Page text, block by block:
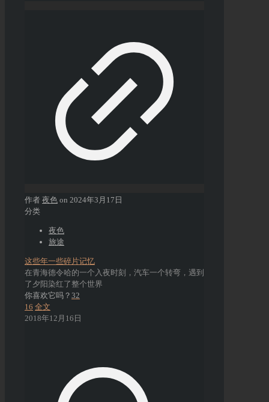
作者 夜色 on 2024年3月17日
分类
夜色
旅途
这些年一些碎片记忆
在青海德令哈的一个入夜时刻，汽车一个转弯，遇到
了夕阳染红了整个世界
你喜欢它吗？ 32
16 全文
2018年12月16日